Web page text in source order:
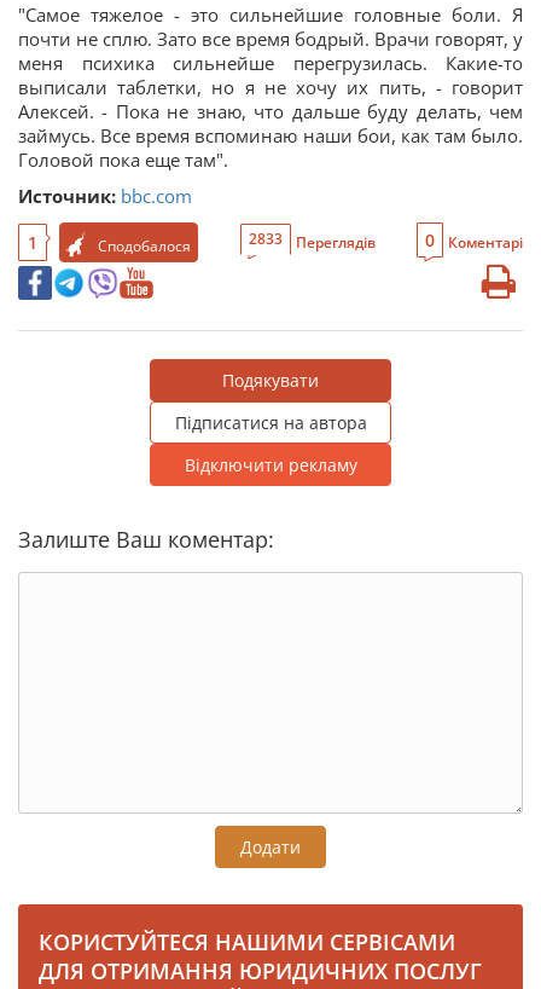
"Самое тяжелое - это сильнейшие головные боли. Я
почти не сплю. Зато все время бодрый. Врачи говорят, у
меня психика сильнейше перегрузилась. Какие-то
выписали таблетки, но я не хочу их пить, - говорит
Алексей. - Пока не знаю, что дальше буду делать, чем
займусь. Все время вспоминаю наши бои, как там было.
Головой пока еще там".
Источник: bbc.com
1 Сподобалося 2833 Переглядів 0 Коментарі
Подякувати
Підписатися на автора
Відключити рекламу
Залиште Ваш коментар:
Додати
КОРИСТУЙТЕСЯ НАШИМИ СЕРВІСАМИ
ДЛЯ ОТРИМАННЯ ЮРИДИЧНИХ ПОСЛУГ